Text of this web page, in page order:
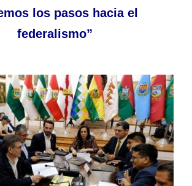
los pasos hacia el
federalismo”